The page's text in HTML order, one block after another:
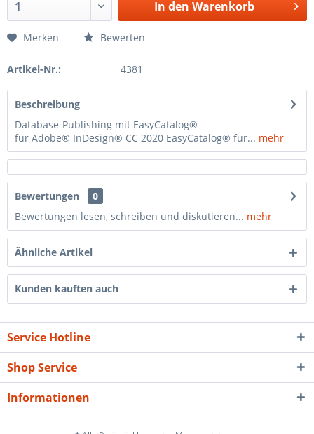
In den Warenkorb
Merken Bewerten
Artikel-Nr.: 4381
Beschreibung
Database-Publishing mit EasyCatalog®
für Adobe® InDesign® CC 2020 EasyCatalog® für... mehr
Bewertungen
0
Bewertungen lesen, schreiben und diskutieren... mehr
Ähnliche Artikel
Kunden kauften auch
Service Hotline
Shop Service
Informationen